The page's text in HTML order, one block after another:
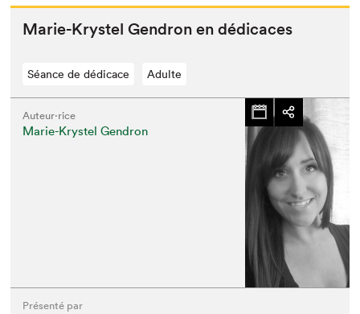
Marie-Krys­tel Gen­dron en dédicaces
Séance de dédicace Adulte
Auteur·rice
Marie-Krystel Gendron
Présenté par